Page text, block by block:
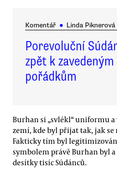
Komentář ● Linda Piknerová
Porevoluční
zpět k
pořádkům
Burhan si „svlékl“ uniformu
zemí, kde byl přijat tak, jak
Fakticky tím byl
symbolem právě Burhan byl
desítky tisíc Súdánců.